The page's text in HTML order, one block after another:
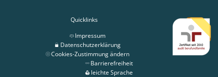
Quicklinks
Impressum
Datenschutzerklärung
Cookies-Zustimmung ändern
Barrierefreiheit
leichte Sprache